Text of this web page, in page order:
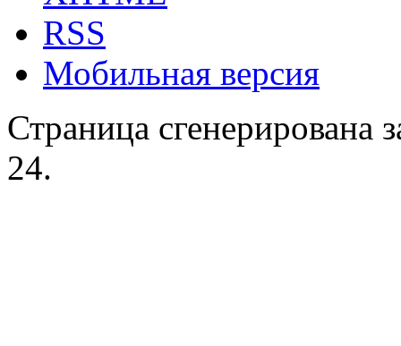
RSS
Мобильная версия
Страница сгенерирована
24.